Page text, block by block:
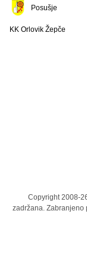
Posušje
KK Orlovik Žepče
Copyright 2008-
zadržana. Zabranjeno